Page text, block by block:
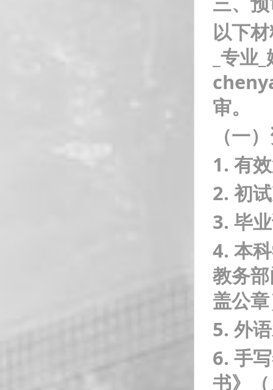
以下
_专业
审。
（一
1. 有
2. 初
3. 毕
4. 本
教务
盖公
5. 外
6. 手
书》（